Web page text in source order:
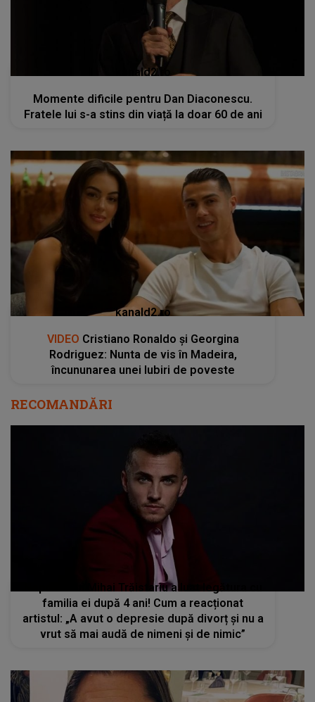
kanald2.ro
Momente dificile pentru Dan Diaconescu.
Fratele lui s-a stins din viață la doar 60 de ani
kanald2.ro
VIDEO Cristiano Ronaldo și Georgina
Rodriguez: Nunta de vis în Madeira,
încununarea unei Iubiri de poveste
RECOMANDĂRI
Nepoata lui Mihai Trăistariu a luat legătura cu
familia ei după 4 ani! Cum a reacționat
artistul: „A avut o depresie după divorț și nu a
vrut să mai audă de nimeni și de nimic”